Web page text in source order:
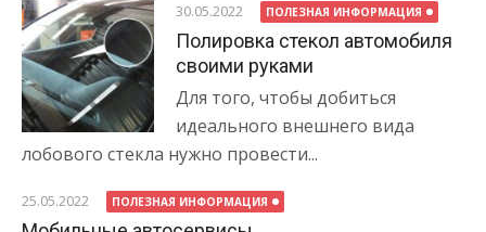
30.05.2022 ПОЛЕЗНАЯ ИНФОРМАЦИЯ
Полировка стекол автомобиля
своими руками
Для того, чтобы добиться
идеального внешнего вида
лобового стекла нужно провести...
25.05.2022 ПОЛЕЗНАЯ ИНФОРМАЦИЯ